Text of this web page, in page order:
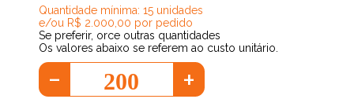
Quantidade mínima: 15 unidades
e/ou R$ 2.000,00 por pedido
Se preferir, orce outras quantidades
Os valores abaixo se referem ao custo unitário.
- +